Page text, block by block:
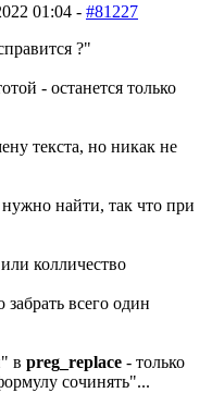
01:04 - #81227
?"
- останется только
текста, но никак не
нужно найти, так что при
колличество
всего один
в preg_replace - только
сочинять"...